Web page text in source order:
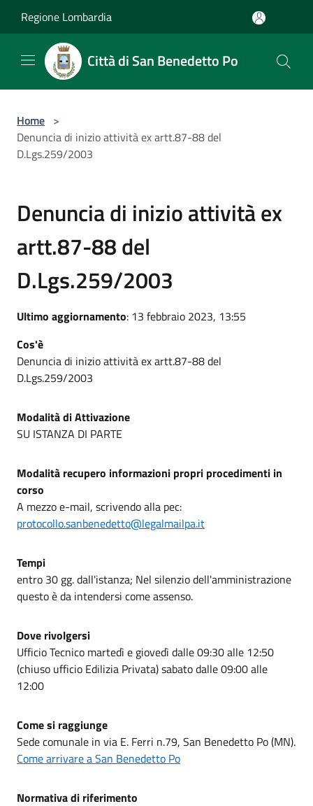
Regione Lombardia
Città di San Benedetto Po
Home >
Denuncia di inizio attività ex artt.87-88 del
D.Lgs.259/2003
Denuncia di inizio attività ex
artt.87-88 del
D.Lgs.259/2003
Ultimo aggiornamento: 13 febbraio 2023, 13:55
Cos'è
Denuncia di inizio attività ex artt.87-88 del
D.Lgs.259/2003
Modalità di Attivazione
SU ISTANZA DI PARTE
Modalità recupero informazioni propri procedimenti in
corso
A mezzo e-mail, scrivendo alla pec:
protocollo.sanbenedetto@legalmailpa.it
Tempi
entro 30 gg. dall'istanza; Nel silenzio dell'amministrazione
questo è da intendersi come assenso.
Dove rivolgersi
Ufficio Tecnico martedì e giovedì dalle 09:30 alle 12:50
(chiuso ufficio Edilizia Privata) sabato dalle 09:00 alle
12:00
Come si raggiunge
Sede comunale in via E. Ferri n.79, San Benedetto Po (MN).
Come arrivare a San Benedetto Po
Normativa di riferimento